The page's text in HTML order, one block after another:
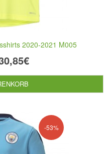
2020-2021 M005
-53%